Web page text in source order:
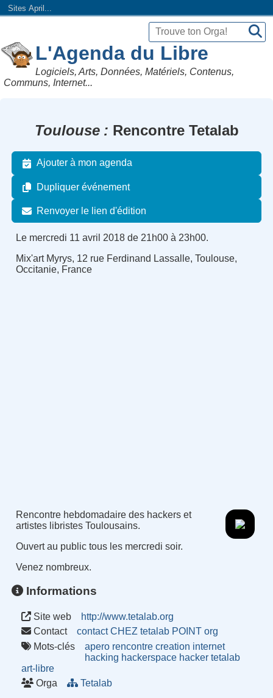
Sites April...
L'Agenda du Libre
Logiciels, Arts, Données, Matériels, Contenus,
Communs, Internet...
Toulouse Rencontre Tetalab
Ajouter à mon agenda
Dupliquer événement
Renvoyer le lien d'édition
Le mercredi 11 avril 2018 de 21h00 à 23h00.
Mix'art Myrys, 12 rue Ferdinand Lassalle, Toulouse,
Occitanie, France
Rencontre hebdomadaire des hackers et
artistes libristes Toulousains.
Ouvert au public tous les mercredi soir.
Venez nombreux.
Informations
Site web
http://www.tetalab.org
Contact
contact CHEZ tetalab POINT org
Mots-clés
apero rencontre creation internet
hacking hackerspace hacker tetalab
art-libre
Orga
Tetalab